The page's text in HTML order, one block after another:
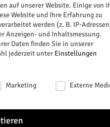
GALERIE
9. Änderung
Die
Der
auf unserer Website. Einige von
Website und Ihre Erfahrung zu
werden (z. B. IP-
Anzeigen- und Inhaltsmessung.
Daten finden Sie in unserer
jederzeit unter Einstellungen
Marketing Externe